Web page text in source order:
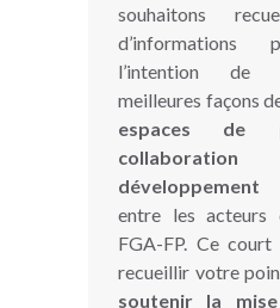
souhaitons
d’informations
l’intention de
meilleures façons
espaces de
développement
entre les acteurs
FGA-FP. Ce
recueillir votre
soutenir la